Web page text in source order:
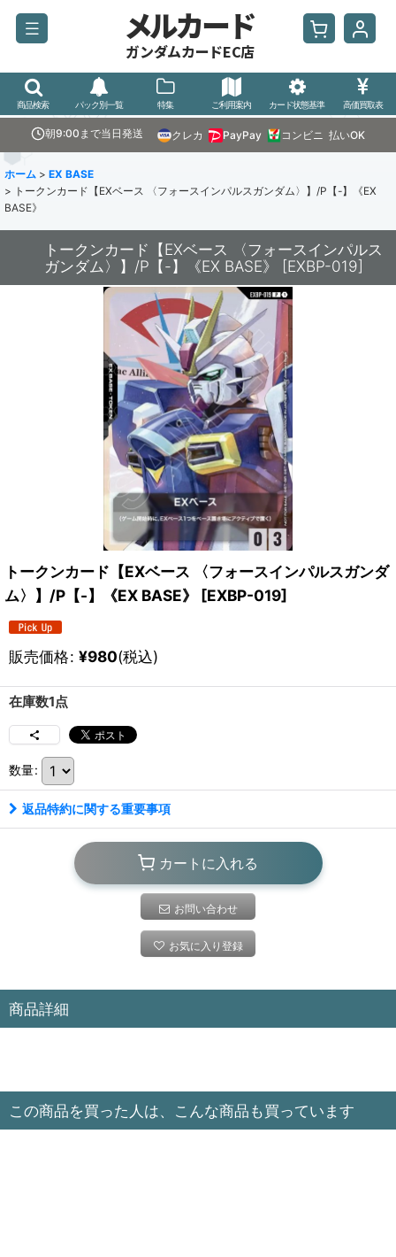
メルカード
ガンダムカードEC店
商品検索 パック別一覧 特集 ご利用案内 カード状態基準 高価買取表
朝9:00まで当日発送 クレカ PayPay コンビニ 払いOK
ホーム > EX BASE
> トークンカード【EXベース 〈フォースインパルスガンダム〉】/P【-】《EX
BASE》
トークンカード【EXベース 〈フォースインパルス
ガンダム〉】/P【-】《EX BASE》
[EXBP-019]
トークンカード【EXベース 〈フォースインパルスガンダ
ム〉】/P【-】《EX BASE》
[EXBP-019]
販売価格: ¥980(税込)
在庫数1点
数量:
返品特約に関する重要事項
カートに入れる
お問い合わせ
お気に入り登録
商品詳細
この商品を買った人は、こんな商品も買っています